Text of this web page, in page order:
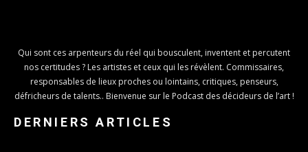
Qui sont ces arpenteurs du réel qui bousculent, inventent et percutent
nos certitudes ? Les artistes et ceux qui les révèlent. Commissaires,
responsables de lieux proches ou lointains, critiques, penseurs,
défricheurs de talents.. Bienvenue sur le Podcast des décideurs de l’art !
DERNIERS ARTICLES